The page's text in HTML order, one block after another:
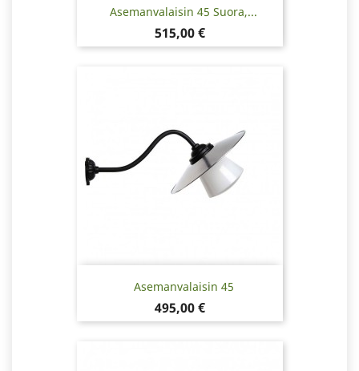
Asemanvalaisin 45 Suora,...
Hinta
515,00 €
Asemanvalaisin 45
Hinta
495,00 €